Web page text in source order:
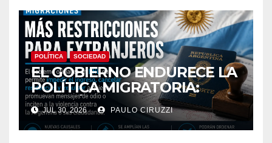
POLÍTICA SOCIEDAD
EL GOBIERNO ENDURECE LA
POLÍTICA MIGRATORIA:
PODRÁN EXPULSAR E
IMPEDIR EL INGRESO DE
EXTRANJEROS QUE
JUL 30, 2026 PAULO CIRUZZI